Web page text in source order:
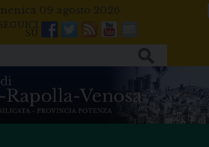
09 agosto 2026
Facebook
Twitter
FeedsYoutube
Mail